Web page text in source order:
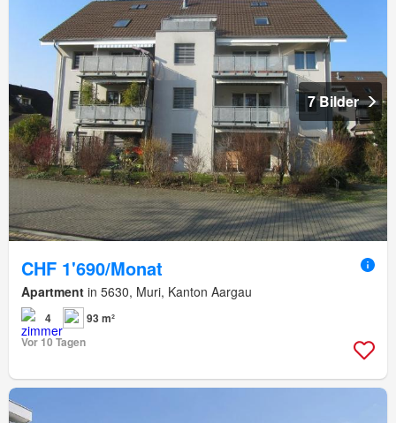
7 Bilder
CHF 1'690/Monat
Apartment in 5630, Muri, Kanton Aargau
4
93 m²
Vor 10 Tagen